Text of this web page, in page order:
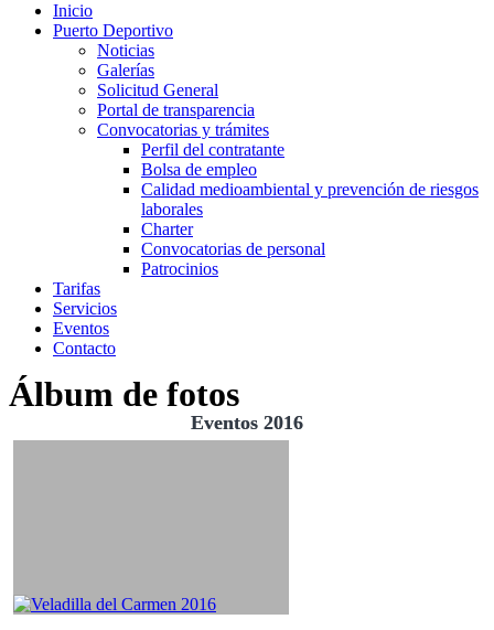
Inicio
Puerto Deportivo
Noticias
Galerías
Solicitud General
Portal de transparencia
Convocatorias y trámites
Perfil del contratante
Bolsa de empleo
Calidad medioambiental y prevención de riesgos
laborales
Charter
Convocatorias de personal
Patrocinios
Tarifas
Servicios
Eventos
Contacto
Álbum de fotos
Eventos 2016